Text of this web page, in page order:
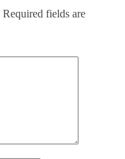
Required fields are